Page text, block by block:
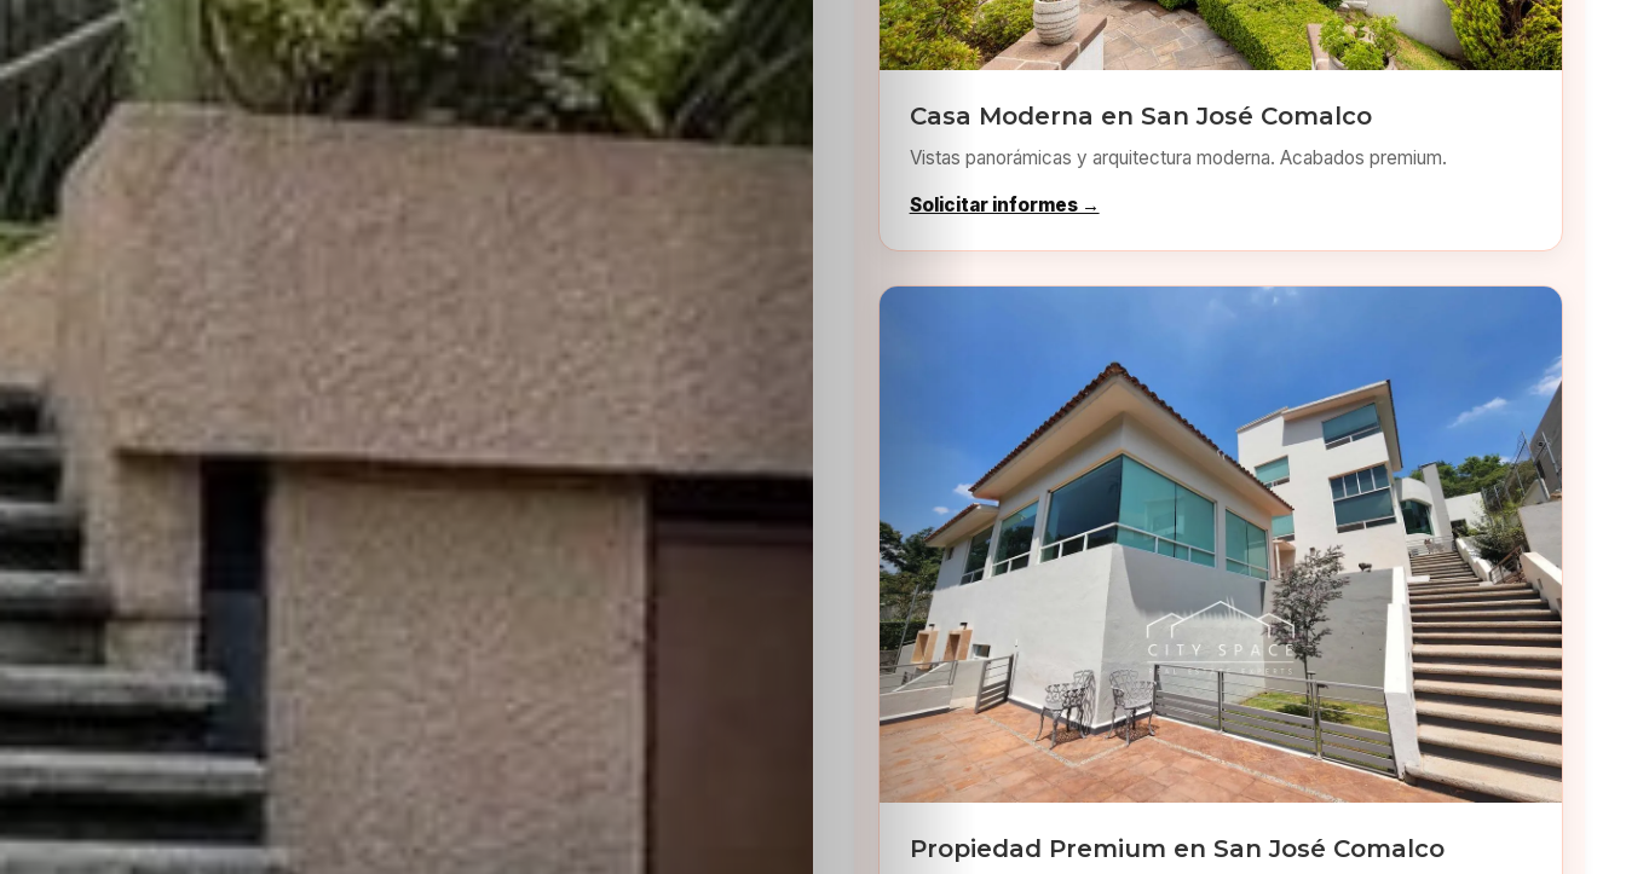
Casting
Bershka
Casting
SHEIN
Casting
HolliKids
Contacto
Search
Casa Moderna en San José Comalco
Vistas panorámicas y arquitectura moderna. Acabados premium.
Solicitar informes →
Propiedad Premium en San José Comalco